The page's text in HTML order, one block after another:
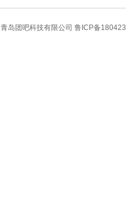
青岛团吧科技有限公司 鲁ICP备